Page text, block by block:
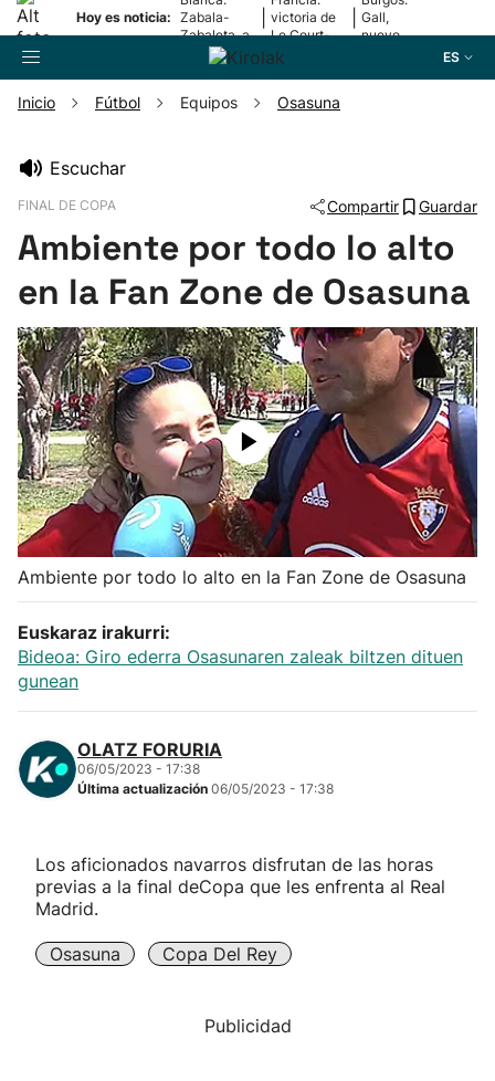
Hoy es noticia: Zabala-
Zabaleta, a
la final
victoria de
Le Court-
Pienaar
Gall,
nuevo
ES
Pelota
Remo
Baloncesto
Ciclismo
Herri-kirolak
Balonmano
Kirolak 360
Atletismo
Carreras de montaña
"Helmuga"
Inicio Fútbol Equipos Osasuna
Escuchar
FINAL DE COPA Compartir Guardar
Ambiente por todo lo alto
en la Fan Zone de Osasuna
Ambiente por todo lo alto en la Fan Zone de Osasuna
Euskaraz irakurri:
Bideoa: Giro ederra Osasunaren zaleak biltzen dituen
gunean
OLATZ FORURIA
06/05/2023 - 17:38
Última actualización 06/05/2023 - 17:38
Los aficionados navarros disfrutan de las horas
previas a la final deCopa que les enfrenta al Real
Madrid.
Osasuna Copa Del Rey
Publicidad